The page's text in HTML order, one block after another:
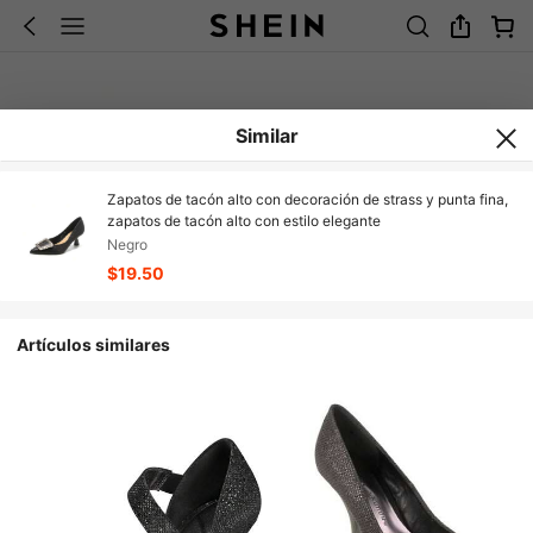
Similar
Zapatos de tacón alto con decoración de strass y punta fina,
zapatos de tacón alto con estilo elegante
Negro
$19.50
Artículos similares